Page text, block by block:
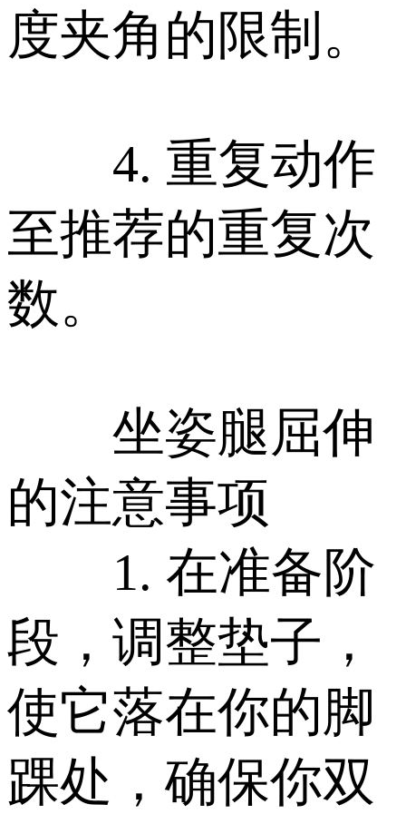
度夹角的限制。
4. 重复动作
至推荐的重复次
数。
坐姿腿屈伸
的注意事项
1. 在准备阶
段，调整垫子，
使它落在你的脚
踝处，确保你双